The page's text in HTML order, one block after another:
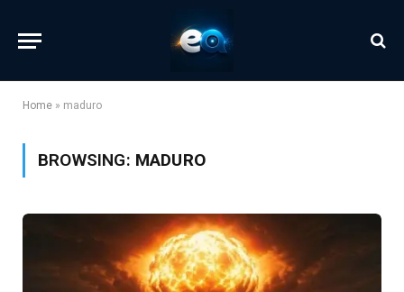
Home » maduro
BROWSING: MADURO